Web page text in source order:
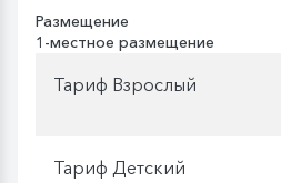
Размещение
1-местное размещение
Тариф Взрослый
Тариф Детский